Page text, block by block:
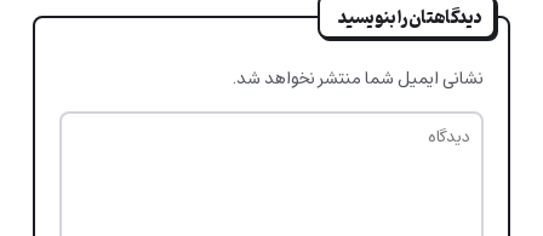
دیدگاهتان را بنویسید
نشانی ایمیل شما منتشر نخواهد شد.